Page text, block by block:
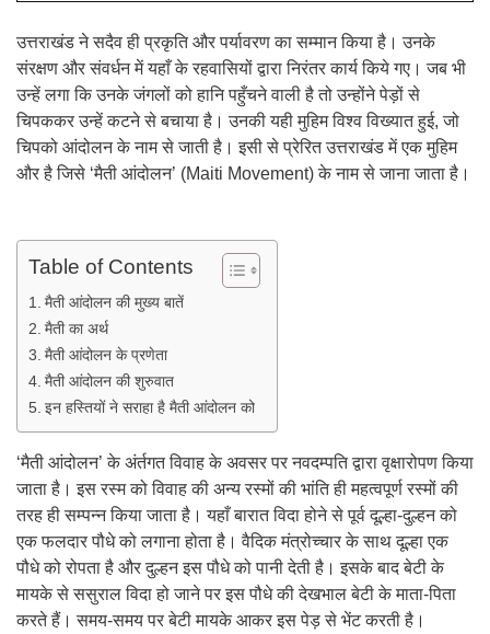
उत्तराखंड ने सदैव ही प्रकृति और पर्यावरण का सम्मान किया है। उनके
संरक्षण और संवर्धन में यहाँ के रहवासियों द्वारा निरंतर कार्य किये गए। जब भी
उन्हें लगा कि उनके जंगलों को हानि पहुँचने वाली है तो उन्होंने पेड़ों से
चिपककर उन्हें कटने से बचाया है। उनकी यही मुहिम विश्व विख्यात हुई, जो
चिपको आंदोलन के नाम से जाती है। इसी से प्रेरित उत्तराखंड में एक मुहिम
और है जिसे ‘मैती आंदोलन’ (Maiti Movement) के नाम से जाना जाता है।
Table of Contents
मैती आंदोलन की मुख्य बातें
मैती का अर्थ
मैती आंदोलन के प्रणेता
मैती आंदोलन की शुरुवात
इन हस्तियों ने सराहा है मैती आंदोलन को
‘मैती आंदोलन’ के अंर्तगत विवाह के अवसर पर नवदम्पति द्वारा वृक्षारोपण किया
जाता है। इस रस्म को विवाह की अन्य रस्मों की भांति ही महत्वपूर्ण रस्मों की
तरह ही सम्पन्न किया जाता है। यहाँ बारात विदा होने से पूर्व दूल्हा-दुल्हन को
एक फलदार पौधे को लगाना होता है। वैदिक मंत्रोच्चार के साथ दूल्हा एक
पौधे को रोपता है और दुल्हन इस पौधे को पानी देती है। इसके बाद बेटी के
मायके से ससुराल विदा हो जाने पर इस पौधे की देखभाल बेटी के माता-पिता
करते हैं। समय-समय पर बेटी मायके आकर इस पेड़ से भेंट करती है।